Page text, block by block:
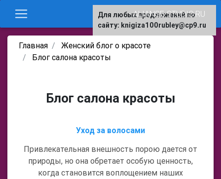
ALIANSE-STUDIO.RU
Главная
Женский блог о красоте
Блог салона красоты
Блог салона красоты
Уход за волосами
Привлекательная внешность порою дается от
природы, но она обретает особую ценность,
когда становится воплощением наших
Для любых предложений по
сайту: knigiza100rubley@cp9.ru